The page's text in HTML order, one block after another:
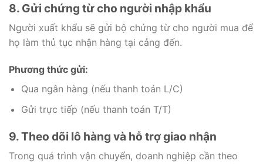
8. Gửi chứng từ cho người nhập khẩu
Người xuất khẩu sẽ gửi bộ chứng từ cho người mua để
họ làm thủ tục nhận hàng tại cảng đến.
Phương thức gửi:
Qua ngân hàng (nếu thanh toán L/C)
Gửi trực tiếp (nếu thanh toán T/T)
9. Theo dõi lô hàng và hỗ trợ giao nhận
Trong quá trình vận chuyển, doanh nghiệp cần theo